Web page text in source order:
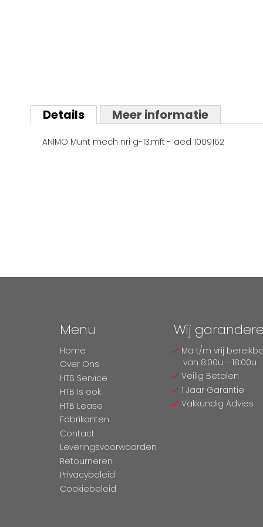
naar
het
van
Details
ANIMO Munt mech nri g-13.mft - aed 1009162
Meer informatie
Menu
Home
Over Ons
HTB Service
HTB Is ook
HTB Lease
Fabrikanten
Contact
Leveringsvoorwaarden
Retourneren
Privacybeleid
Cookiebeleid
Wij
Ma t/m vrij
van 8:00u - 18:00u
Veilig Betalen
1 Jaar Garantie
Vakkundig Advies